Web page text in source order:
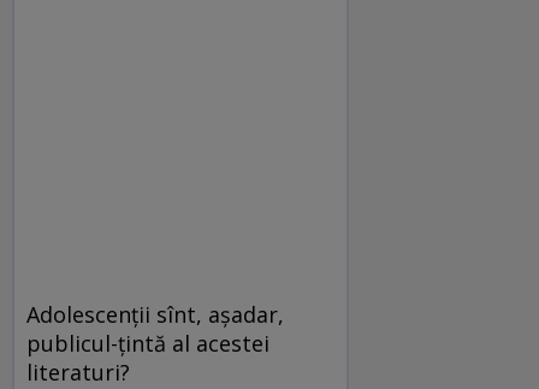
Adolescenţii sînt, aşadar,
publicul-ţintă al acestei
literaturi?